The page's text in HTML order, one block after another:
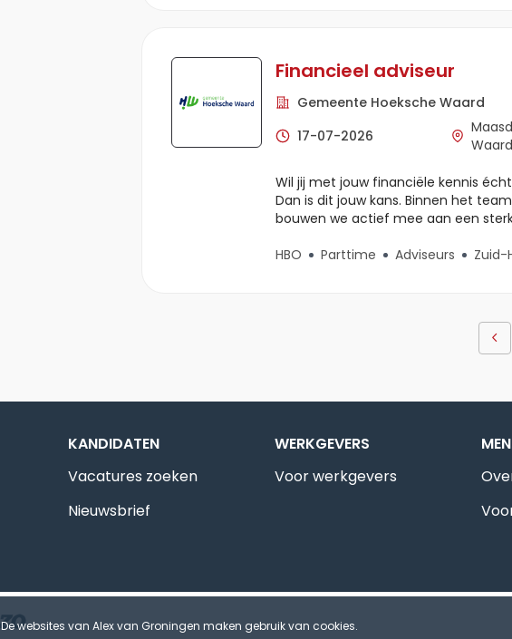
De websites van Alex van Groningen maken gebruik van cookies.
Financieel adviseur
Gemeente Hoeksche Waard
17-07-2026
Waard
Wil jij met jouw financiële kennis
Dan is dit jouw kans. Binnen het
bouwen we actief mee aan een
HBO
Parttime Adviseurs Zuid-
KANDIDATEN
Vacatures zoeken
Nieuwsbrief
WERKGEVERS
Voor werkgevers